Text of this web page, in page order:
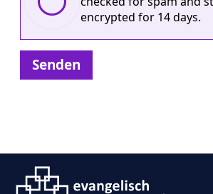
encrypted for 14 days.
Senden